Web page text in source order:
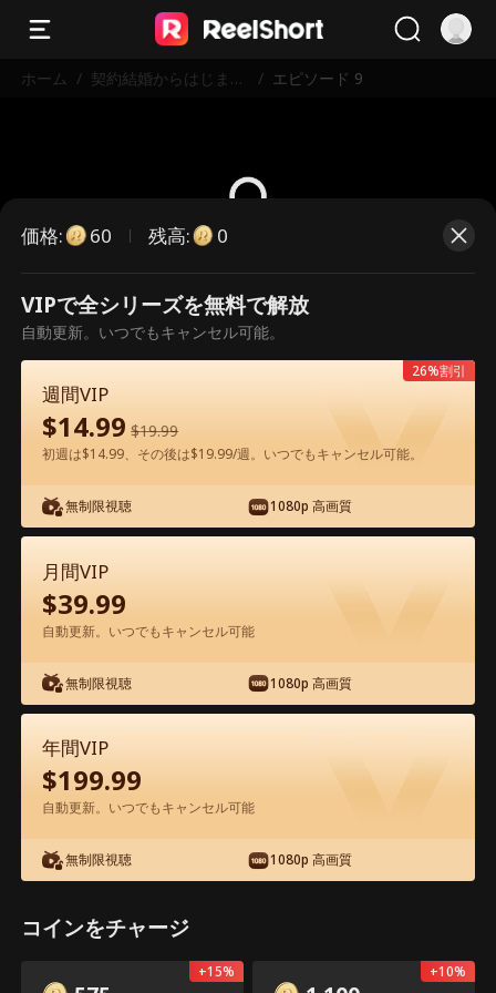
ホーム / 契約結婚からはじまる
/ エピソード 9
こちらは有料のエピソードです。視
聴いただくには解放が必要です。
愛 映画フル
0-49 50
9 10 11
アプリ限定：無料ロック解除
価格: 60 残高: 0
VIPで全シリーズを無料で解放
自動更新。いつでもキャンセル可能。
週間VIP
$14.99 $19.99
初週は$14.99、その後は$19.99/週。いつでもキャンセル可能。
無制限視聴 1080p 高画質
26%割引
月間VIP
$39.99
自動更新。いつでもキャンセル可能
無制限視聴 1080p 高画質
年間VIP
$199.99
自動更新。いつでもキャンセル可能
無制限視聴 1080p 高画質
コインをチャージ
+15% +10%